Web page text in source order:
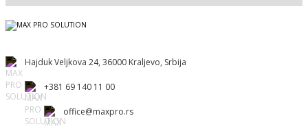
Hajduk Veljkova 24, 36000 Kraljevo, Srbija
+381 69 140 11 00
office@maxpro.rs